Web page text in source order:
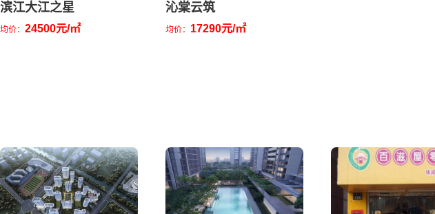
滨江大江之星
均价： 24500元/㎡
沁棠云筑
均价： 17290元/㎡